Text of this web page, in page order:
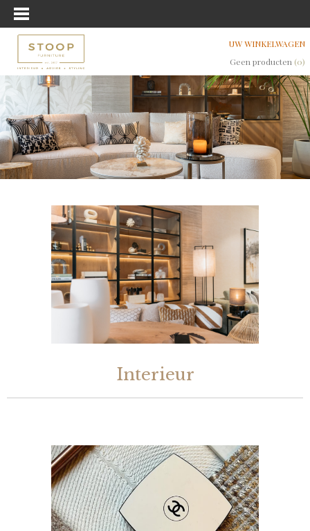
UW WINKELWAGEN
Geen producten (0)
Interieur